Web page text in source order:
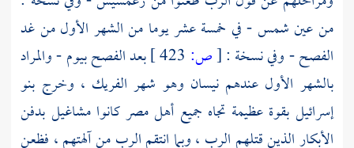
منعين شمس- في خمسة عشر يوما من الشهر الأول من غد
الفصح - وفي نسخة :[ص:
بعد الفصح بيوم - والمراد
بالشهر الأول عندهم نيسان وهو شهر الفريك ، وخرج بنو
إسرائيل بقوة عظيمة تجاه جميع أهلمصركانوا مشاغيل بدفن
الأبكار الذين قتلهم الرب ، وبما انتقم الرب من آلهتهم ، فظعن